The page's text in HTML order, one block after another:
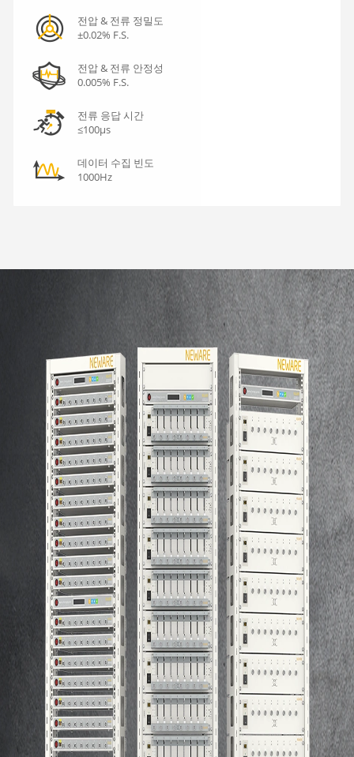
전압 & 전류 정밀도
±0.02% F.S.
전압 & 전류 안정성
0.005% F.S.
전류 응답 시간
≤100μs
데이터 수집 빈도
1000Hz